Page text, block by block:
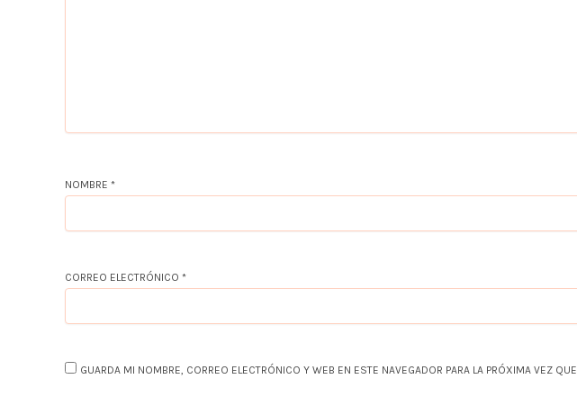
NOMBRE *
CORREO ELECTRÓNICO *
GUARDA MI NOMBRE, CORREO ELECTRÓNICO Y WEB EN ESTE NAVEGADOR PARA LA PRÓXIMA VEZ